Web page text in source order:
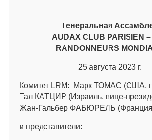
Генеральная
AUDAX CLUB PARISIEN –
RANDONNEURS
25 августа 2023 г.
Комитет LRM: Марк ТОМАС (США,
Тал КАTЦИР (Израиль, вице-
Жан-Гальбер ФАБЮРЕЛЬ (Франция,
и представители: